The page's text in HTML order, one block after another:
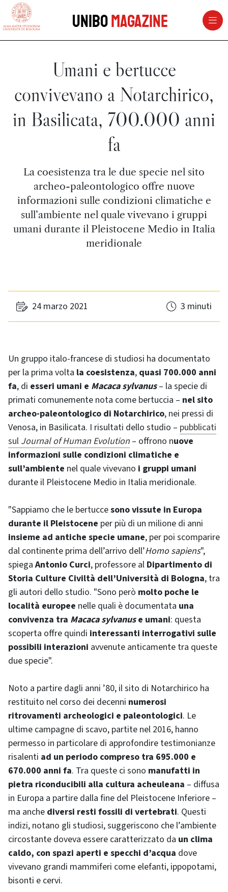
vai al contenuto della pagina
UniboMagazine
Umani e bertucce
convivevano a Notarchirico,
in Basilicata, 700.000 anni
fa
La coesistenza tra le due specie nel sito
archeo-paleontologico offre nuove
informazioni sulle condizioni climatiche e
sull’ambiente nel quale vivevano i gruppi
umani durante il Pleistocene Medio in Italia
meridionale
24 marzo 2021 3 minuti
Un gruppo italo-francese di studiosi ha documentato
per la prima volta la coesistenza, quasi 700.000 anni
fa, di esseri umani e Macaca sylvanus – la specie di
primati comunemente nota come bertuccia – nel sito
archeo-paleontologico di Notarchirico, nei pressi di
Venosa, in Basilicata. I risultati dello studio – pubblicati
sul Journal of Human Evolution – offrono nuove
informazioni sulle condizioni climatiche e
sull’ambiente nel quale vivevano i gruppi umani
durante il Pleistocene Medio in Italia meridionale.
"Sappiamo che le bertuccesono vissute in Europa
durante il Pleistocene per più di un milione di anni
insieme ad antiche specie umane, per poi scomparire
dal continente prima dell’arrivo dell’Homo sapiens",
spiegaAntonio Curci, professore al Dipartimento di
Storia Culture Civiltà dell’Università di Bologna, tra
gli autori dello studio. "Sono però molto poche le
località europee nelle quali è documentata una
convivenza tra Macaca sylvanuse umani: questa
scoperta offre quindi interessanti interrogativi sulle
possibili interazioni avvenute anticamente tra queste
due specie".
Noto a partire dagli anni ’80, il sito di Notarchirico ha
restituito nel corso dei decenni numerosi
ritrovamenti archeologici e paleontologici. Le
ultime campagne di scavo, partite nel 2016, hanno
permesso in particolare di approfondire testimonianze
risalenti ad un periodo compreso tra 695.000 e
670.000 anni fa. Tra queste ci sono manufatti in
pietra riconducibili alla cultura acheuleana – diffusa
in Europa a partire dalla fine del Pleistocene Inferiore –
ma anche diversi resti fossili di vertebrati. Questi
indizi, notano gli studiosi, suggeriscono che l’ambiente
circostante doveva essere caratterizzato da un clima
caldo, con spazi aperti e specchi d’acqua dove
vivevano grandi mammiferi come elefanti, ippopotami,
bisonti e cervi.